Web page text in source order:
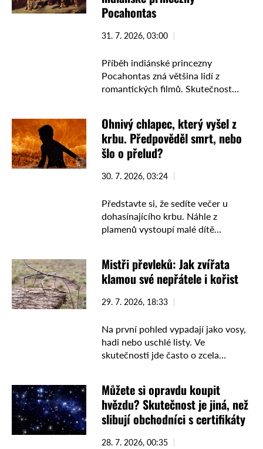
Pocahontas
31. 7. 2026, 03:00
Příběh indiánské princezny
Pocahontas zná většina lidí z
romantických filmů. Skutečnost
rukojmím v boji o přežití první
anglické kolonie v …
Ohnivý chlapec, který vyšel z
krbu. Předpověděl smrt, nebo
šlo o přelud?
30. 7. 2026, 03:24
Představte si, že sedíte večer u
dohasínajícího krbu. Náhle z
plamenů vystoupí malé dítě
děsivého obra s krvácející …
Mistři převleků: Jak zvířata
klamou své nepřátele i kořist
29. 7. 2026, 18:33
Na první pohled vypadají jako vosy,
hadi nebo uschlé listy. Ve
skutečnosti jde často o zcela
přežití. Napodobování patří mezi
nejpozoruhodnější …
Můžete si opravdu koupit
hvězdu? Skutečnost je jiná, než
slibují obchodníci s certifikáty
28. 7. 2026, 00:35